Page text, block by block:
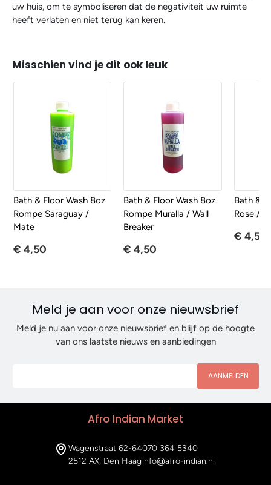
uw huis, om te symboliseren dat de negativiteit uw ruimte
heeft verlaten en niet terug kan keren.
Misschien vind je dit ook leuk
Bath & Floor Wash 8oz
Rompe Saraguay /
Mate
€ 4,50
Bath & Floor Wash 8oz
Rompe Muralla / Wall
Breaker
€ 4,50
Bath &
Rose /
€ 4,50
Meld je aan voor onze nieuwsbrief
Meld je nu aan voor onze nieuwsbrief en blijf op de hoogte
van ons laatste nieuws en aanbiedingen
AANMELDEN
Afro Indian Market
Wagenstraat 62-64
2512 AX, Den Haag
070 364 5340
info@afro-indian.nl